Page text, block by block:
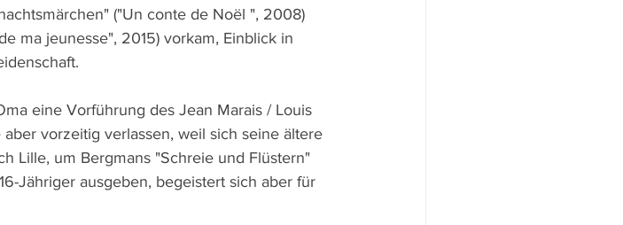
("Un conte de Noël ", 2008)
ma jeunesse", 2015) vorkam, Einblick in
eine Vorführung des Jean Marais / Louis
vorzeitig verlassen, weil sich seine ältere
Lille, um Bergmans "Schreie und Flüstern"
Jähriger ausgeben, begeistert sich aber für